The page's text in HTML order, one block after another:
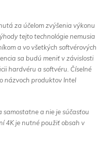
za účelom zvýšenia výkonu
tejto technológie nemusia
a vo všetkých softvérových
sa budú meniť v závislosti
hardvéru a softvéru. Číselné
názvoch produktov Intel
samostatne a nie je súčasťou
4K je nutné použiť obsah v